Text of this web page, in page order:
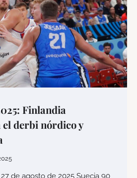
Finlandia
el derbi nórdico y
de agosto de 2025 Suecia 90